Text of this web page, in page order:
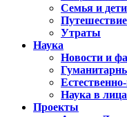
Семья и дети
Путешествие
Утраты
Наука
Новости и
Наука в
Проекты